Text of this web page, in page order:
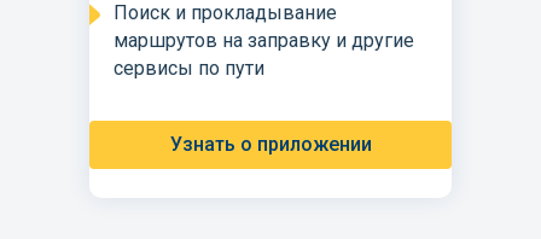
Узнать о приложении
Поиск и прокладывание
маршрутов на заправку и другие
сервисы по пути